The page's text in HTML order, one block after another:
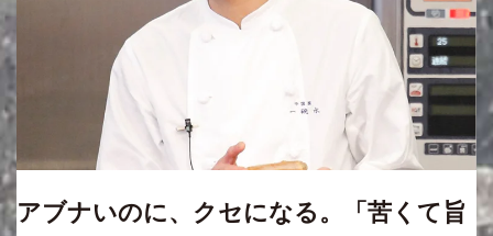
アブナいのに、クセになる。「苦くて旨